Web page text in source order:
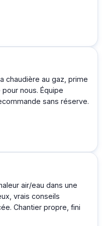
chaudière au gaz, prime
nous. Équipe
sans réserve.
air/eau dans une
vrais conseils
Chantier propre, fini